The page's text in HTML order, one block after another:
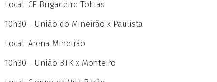
Local: CE Brigadeiro Tobias
10h30 - União do Mineirão x Paulista
Local: Arena Mineirão
10h30 - União BTK x Monteiro